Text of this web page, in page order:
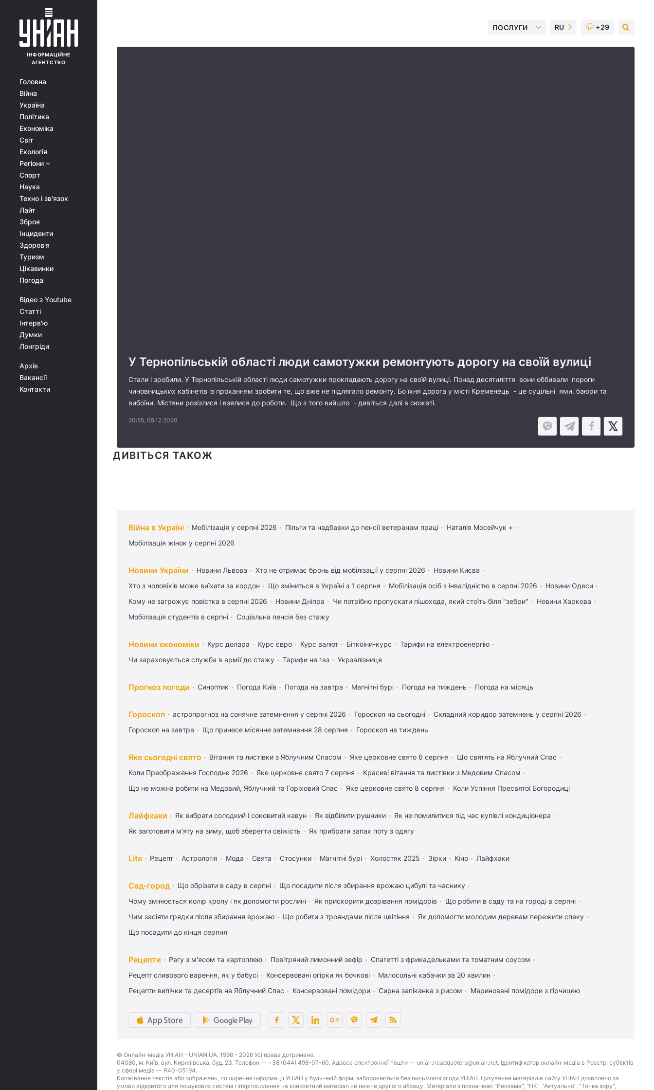
ІНФОРМАЦІЙНЕ
АГЕНТСТВО
Головна
Війна
Україна
Політика
Економіка
Світ
Екологія
Регіони
Спорт
Наука
Техно і зв'язок
Лайт
Зброя
Інциденти
Здоров'я
Туризм
Цікавинки
Погода
Відео з Youtube
Статті
Інтерв'ю
Думки
Лонгріди
Архів
Вакансії
Контакти
ПОСЛУГИ RU +29
У Тернопільській області люди самотужки ремонтують дорогу на своїй вулиці
Стали і зробили. У Тернопільській області люди самотужки прокладають дорогу на своїй вулиці. Понад десятиліття вони оббивали пороги
чиновницьких кабінетів із проханням зробити те, що вже не підлягало ремонту. Бо їхня дорога у місті Кременець - це суцільні ями, баюри та
вибоїни. Містяни розізлися і взялися до роботи. Що з того вийшло - дивіться далі в сюжеті.
20:55, 05.12.2020
ДИВІТЬСЯ ТАКОЖ
Війна в Україні Мобілізація у серпні 2026 Пільги та надбавки до пенсії ветеранам праці
Наталія Мосейчук +
Мобілізація жінок у серпні 2026
Новини України Новини Львова Хто не отримає бронь від мобілізації у серпні 2026
Новини Києва
Хто з чоловіків може виїхати за кордон
Що зміниться в Україні з 1 серпня Мобілізація осіб з інвалідністю в серпні 2026
Новини Одеси
Кому не загрожує повістка в серпні 2026
Новини Дніпра Чи потрібно пропускати пішохода, який стоїть біля "зебри"
Новини Харкова
Мобілізація студентів в серпні
Соціальна пенсія без стажу
Новини економіки Курс долара Курс євро Курс валют Біткоіни-курс
Тарифи на електроенергію
Чи зараховується служба в армії до стажу
Тарифи на газ Укрзалізниця
Прогноз погоди Синоптик Погода Київ Погода на завтра Магнітні бурі Погода на тиждень Погода на місяць
Гороскоп астропрогноз на сонячне затемнення у серпні 2026 Гороскоп на сьогодні
Складний коридор затемнень у серпні 2026
Гороскоп на завтра
Що принесе місячне затемнення 28 серпня Гороскоп на тиждень
Яке сьогодні свято Вітання та листівки з Яблучним Спасом Яке церковне свято 6 серпня
Що святять на Яблучний Спас
Коли Преображення Господнє 2026
Яке церковне свято 7 серпня
Красиві вітання та листівки з Медовим Спасом
Що не можна робити на Медовий, Яблучний та Горіховий Спас
Яке церковне свято 8 серпня Коли Успіння Пресвятої Богородиці
Лайфхаки Як вибрати солодкий і соковитий кавун Як відбілити рушники
Як не помилитися під час купівлі кондиціонера
Як заготовити м'яту на зиму, щоб зберегти свіжість
Як прибрати запах поту з одягу
Lite Рецепт Астрологія Мода Свята Стосунки Магнітні бурі Холостяк 2025 Зірки Кіно Лайфхаки
Сад-город Що обрізати в саду в серпні
Що посадити після збирання врожаю цибулі та часнику
Чому змінюється колір кропу і як допомогти рослині
Як прискорити дозрівання помідорів
Що робити в саду та на городі в серпні
Чим засіяти грядки після збирання врожаю
Що робити з трояндами після цвітіння
Як допомогти молодим деревам пережити спеку
Що посадити до кінця серпня
Рецепти Рагу з м'ясом та картоплею Повітряний лимонний зефір
Спагетті з фрикадельками та томатним соусом
Рецепт сливового варення, як у бабусі
Консервовані огірки як бочкові
Малосольні кабачки за 20 хвилин
Рецепти випічки та десертів на Яблучний Спас
Консервовані помідори Сирна запіканка з рисом Мариновані помідори з гірчицею
© Онлайн-медіа УНІАН - UNIAN.UA, 1998 - 2026 Усі права дотримано.
04080, м. Київ, вул. Кирилівська, буд. 23. Телефон — +38 (044) 498-07-60. Адреса електронної пошти — unian.headquoters@unian.net. Ідентифікатор онлайн-медіа в Реєстрі суб’єктів
у сфері медіа — R40-05194.
Копіювання текстів або зображень, поширення інформації УНІАН у будь-якій формі забороняється без письмової згоди УНІАН. Цитування матеріалів сайту УНІАН дозволено за
умови відкритого для пошукових систем гіперпосилання на конкретний матеріал не нижче другого абзацу. Матеріали з позначкою "Реклама", "НК", "Актуально", "Точка зору",